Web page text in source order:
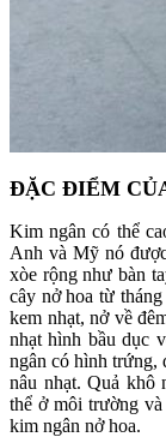
ĐẶC ĐIỂM
Kim ngân có thể
Anh và Mỹ nó
xòe rộng như bàn
cây nở hoa từ
kem nhạt, nở về
nhạt hình bầu dục
ngân có hình trứng,
nâu nhạt. Quả khô
thể ở môi trường
kim ngân nở hoa.